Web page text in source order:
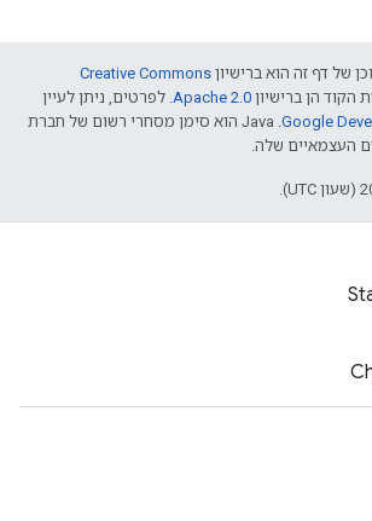
של דף זה הוא ברישיון Creative Commons
הקוד הן ברישיון Apache 2.0. לפרטים, ניתן לעיין
.‏ Java הוא סימן מסחרי רשום של חברת